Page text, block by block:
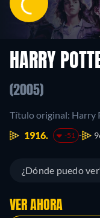
HARRY
(2005)
Título original: Harry
1916.
-51
¿Dónde puedo
VER AHORA